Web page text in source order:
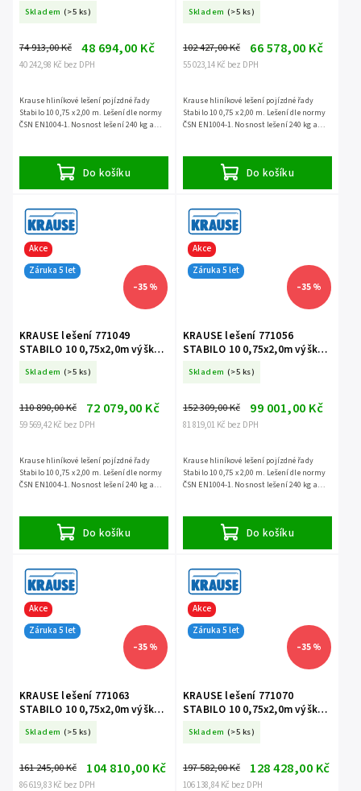
Skladem (>5 ks)
40 242,98 Kč bez DPH
74 913,00 Kč 48 694,00 Kč
Do košíku
Krause hliníkové lešení pojízdné řady
Stabilo 10 0,75 x 2,00 m. Lešení dle normy
ČSN EN1004-1. Nosnost lešení 240 kg a
Skladem (>5 ks)
55 023,14 Kč bez DPH
102 427,00 Kč 66 578,00 Kč
Do košíku
Krause hliníkové lešení pojízdné řady
Stabilo 10 0,75 x 2,00 m. Lešení dle normy
ČSN EN1004-1. Nosnost lešení 240 kg a
Akce
Záruka 5 let
–35 %
KRAUSE lešení 771049
STABILO 10 0,75x2,0m výška
Skladem (>5 ks)
59 569,42 Kč bez DPH
110 890,00 Kč 72 079,00 Kč
Do košíku
Krause hliníkové lešení pojízdné řady
Stabilo 10 0,75 x 2,00 m. Lešení dle normy
ČSN EN1004-1. Nosnost lešení 240 kg a
Akce
Záruka 5 let
–35 %
KRAUSE lešení 771056
STABILO 10 0,75x2,0m výška
Skladem (>5 ks)
81 819,01 Kč bez DPH
152 309,00 Kč 99 001,00 Kč
Do košíku
Krause hliníkové lešení pojízdné řady
Stabilo 10 0,75 x 2,00 m. Lešení dle normy
ČSN EN1004-1. Nosnost lešení 240 kg a
Akce
Záruka 5 let
–35 %
KRAUSE lešení 771063
STABILO 10 0,75x2,0m výška
Skladem (>5 ks)
86 619,83 Kč bez DPH
161 245,00 Kč 104 810,00 Kč
Akce
Záruka 5 let
–35 %
KRAUSE lešení 771070
STABILO 10 0,75x2,0m výška
Skladem (>5 ks)
106 138,84 Kč bez DPH
197 582,00 Kč 128 428,00 Kč